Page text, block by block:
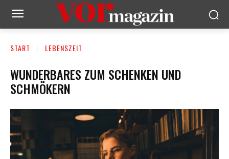
START LEBENSZEIT
WUNDERBARES ZUM SCHENKEN UND
SCHMÖKERN